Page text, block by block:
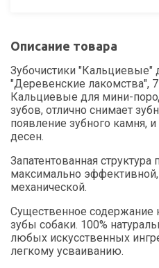
Описание товара
Зубочистики "Кальциевые"
"Деревенские лакомства",
Кальциевые для мини-
зубов, отлично снимает
появление зубного камня,
десен.
Запатентованная структура
максимально
механической.
Существенное содержание
зубы собаки. 100%
любых искусственных
легкому усваиванию.